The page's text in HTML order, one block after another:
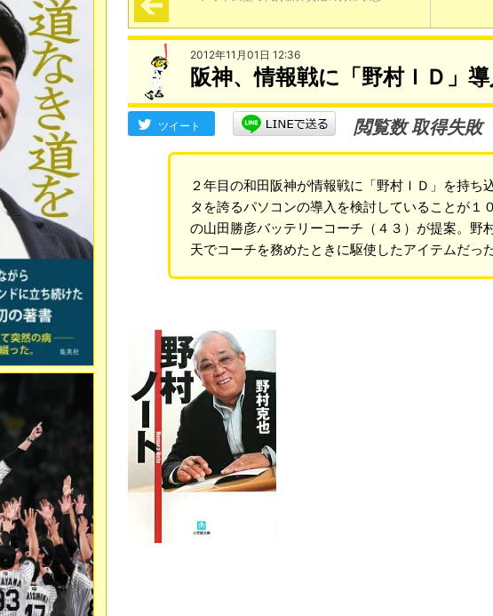
2012年11月01日 12:36
阪神、情報戦に「野村ＩＤ」
ツイート 閲覧数 取得失敗
２年目の和田阪神が情報戦に「野村ＩＤ」を持ち
タを誇るパソコンの導入を検討していることが１
の山田勝彦バッテリーコーチ（４３）が提案。野
天でコーチを務めたときに駆使したアイテムだった